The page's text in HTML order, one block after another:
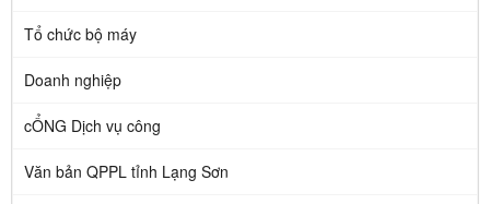
Tổ chức bộ máy
Doanh nghiệp
cỔNG Dịch vụ công
Văn bản QPPL tỉnh Lạng Sơn